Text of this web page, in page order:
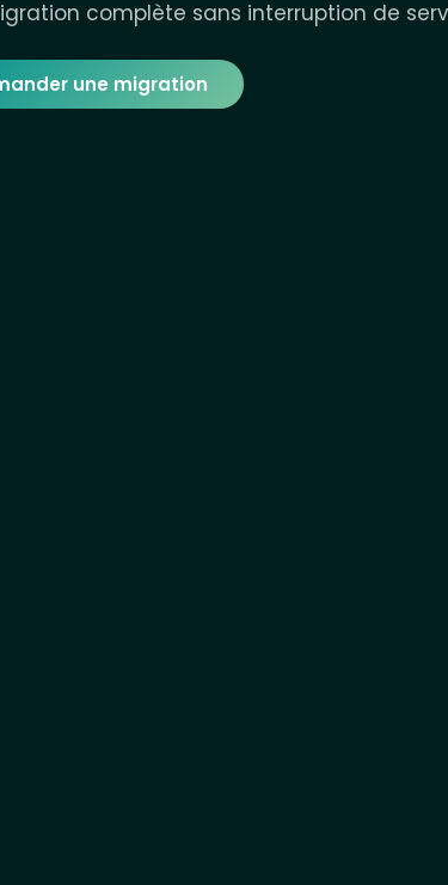
complète sans interruption de
une migration